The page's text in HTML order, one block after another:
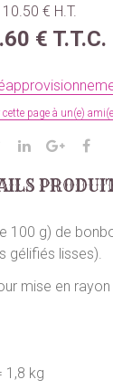
10.50 € H.T.
.60 € T.T.C.
cette page à un(e)
100 g) de
gélifiés lisses).
mise en
1,8 kg